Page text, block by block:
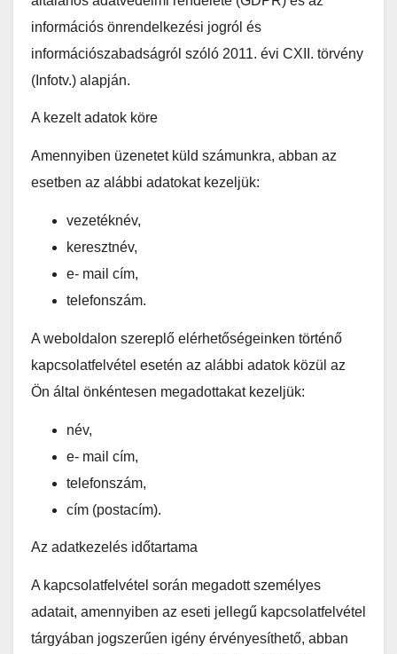
információs önrendelkezési jogról és
információszabadságról szóló 2011. évi CXII. törvény
(Infotv.) alapján.
A kezelt adatok köre
Amennyiben üzenetet küld számunkra, abban az
esetben az alábbi adatokat kezeljük:
vezetéknév,
keresztnév,
e- mail cím,
telefonszám.
A weboldalon szereplő elérhetőségeinken történő
kapcsolatfelvétel esetén az alábbi adatok közül az
Ön által önkéntesen megadottakat kezeljük:
név,
e- mail cím,
telefonszám,
cím (postacím).
Az adatkezelés időtartama
A kapcsolatfelvétel során megadott személyes
adatait, amennyiben az eseti jellegű kapcsolatfelvétel
tárgyában jogszerűen igény érvényesíthető, abban